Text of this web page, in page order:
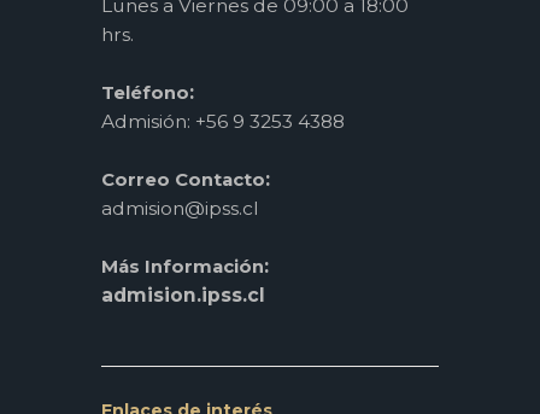
Lunes a Viernes de 09:00 a 18:00
hrs.
Teléfono:
Admisión: +56 9 3253 4388
Correo Contacto:
admision@ipss.cl
Más Información:
admision.ipss.cl